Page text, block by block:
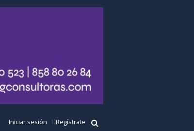
Iniciar sesión Regístrate